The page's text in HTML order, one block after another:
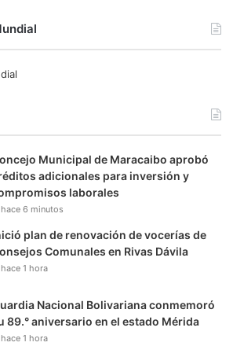
Municipal de Maracaibo aprobó
adicionales para inversión y
laborales
hace 6 minutos
plan de renovación de vocerías de
Comunales en Rivas Dávila
hace 1 hora
Nacional Bolivariana conmemoró
89.° aniversario en el estado Mérida
hace 1 hora